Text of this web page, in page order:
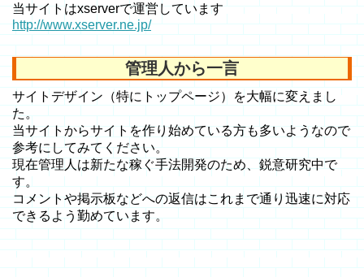
当サイトはxserverで運営しています
http://www.xserver.ne.jp/
管理人から一言
サイトデザイン（特にトップページ）を大幅に変えまし
た。
当サイトからサイトを作り始めている方も多いようなので
参考にしてみてください。
現在管理人は新たな稼ぐ手法開発のため、鋭意研究中で
す。
コメントや掲示板などへの返信はこれまで通り迅速に対応
できるよう勤めています。